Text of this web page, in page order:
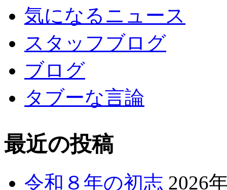
気になるニュース
スタッフブログ
ブログ
タブーな言論
最近の投稿
令和８年の初志 2026